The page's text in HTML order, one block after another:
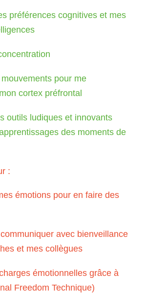
préférences cognitives et mes
pour me
cortex préfrontal
outils ludiques et innovants
des moments de
:
émotions pour en faire des
avec bienveillance
et mes collègues
émotionnelles grâce à
Freedom Technique)